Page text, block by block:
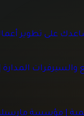
المدارة | مؤسسة
مارسيليا للبرمجيات
| مؤسسة مارسيليا
| مؤسسة مارسيليا
على تطوير
| مؤسسة